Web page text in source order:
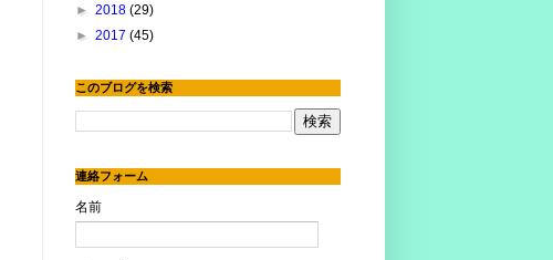
► 2018 (29)
► 2017 (45)
このブログを検索
連絡フォーム
名前